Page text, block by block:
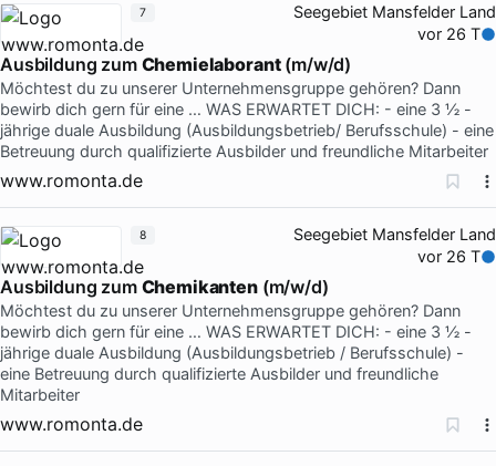
Seegebiet Mansfelder Land
vor 26 T
Ausbildung zum Chemielaborant(m/w/d)
Möchtest du zu unserer Unternehmensgruppe gehören? Dann
bewirb dich gern für eine … WAS ERWARTET DICH: - eine 3 ½ -
jährige duale Ausbildung (Ausbildungsbetrieb/ Berufsschule) - eine
Betreuung durch qualifizierte Ausbilder und freundliche Mitarbeiter
www.romonta.de
7
Seegebiet Mansfelder Land
vor 26 T
Ausbildung zum Chemikanten(m/w/d)
Möchtest du zu unserer Unternehmensgruppe gehören? Dann
bewirb dich gern für eine … WAS ERWARTET DICH: - eine 3 ½ -
jährige duale Ausbildung (Ausbildungsbetrieb / Berufsschule) -
eine Betreuung durch qualifizierte Ausbilder und freundliche
Mitarbeiter
www.romonta.de
8